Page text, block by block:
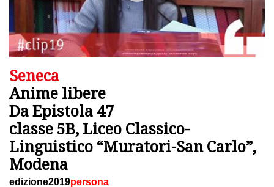
Seneca
Anime libere
Da Epistola 47
classe 5B, Liceo Classico-
Linguistico “Muratori-San Carlo”,
Modena
edizione2019persona